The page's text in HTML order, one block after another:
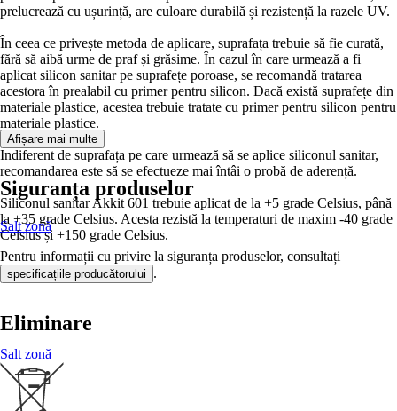
prelucrează cu ușurință, are culoare durabilă și rezistență la razele UV.
În ceea ce privește metoda de aplicare, suprafața trebuie să fie curată,
fără să aibă urme de praf și grăsime. În cazul în care urmează a fi
aplicat silicon sanitar pe suprafețe poroase, se recomandă tratarea
acestora în prealabil cu primer pentru silicon. Dacă există suprafețe din
materiale plastice, acestea trebuie tratate cu primer pentru silicon pentru
materiale plastice.
Indiferent de suprafața pe care urmează să se aplice siliconul sanitar,
recomandarea este să se efectueze mai întâi o probă de aderență.
Siliconul sanitar Akkit 601 trebuie aplicat de la +5 grade Celsius, până
la +35 grade Celsius. Acesta rezistă la temperaturi de maxim -40 grade
Celsius și +150 grade Celsius.
Afișare mai multe
Siguranța produselor
Salt zonă
Pentru informații cu privire la siguranța produselor, consultați
specificațiile producătorului .
Eliminare
Salt zonă